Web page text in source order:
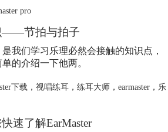
pro
——节拍与拍子
我们学习乐理必然会接触的知识点，
的介绍一下他两。
下载 ， 视唱练耳， 练耳大师， earmaster， 乐
速了解EarMaster